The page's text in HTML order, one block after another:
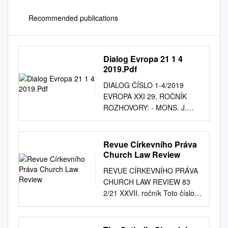
Recommended publications
Dialog Evropa 21 1 4
2019.Pdf
DIALOG ČÍSLO 1-4/2019
EVROPA XXI 29. ROČNÍK
ROZHOVORY: - MONS. J.
GRAUBNER - MONS. V.
JUDÁK - MONS. L. HUČKO I.
TÉMA: JUBILEUM ÚMRTÍ SV.
CYRILA - ODKAZ SV. CYRILA
CÍRKEVNÍ OSOBNOSTI
ČESKOSLOVENSKA III.
TÉMA: JUBILEUM
BIOETICKÝCH KONFERENCÍ
STUDIE CÍRKEV A MEDIA
Revue Církevního Práva
Church Law Review
REVUE CÍRKEVNÍHO PRÁVA
CHURCH LAW REVIEW 83
2/21 XXVII. ročník Toto číslo
Revue církevního práva bylo
financováno dary a příspěvky